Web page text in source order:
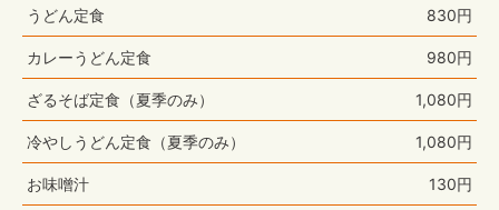
うどん定食 830円
カレーうどん定食 980円
ざるそば定食（夏季のみ） 1,080円
冷やしうどん定食（夏季のみ） 1,080円
お味噌汁 130円